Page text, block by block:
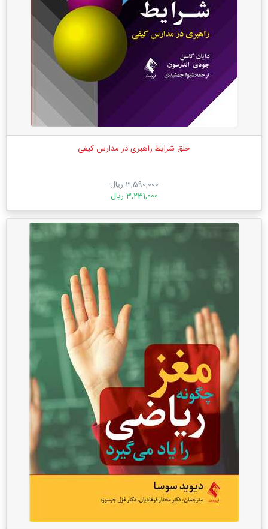
خلق شرایط راهبری در مدارس کیفی
3,590,000 ریال
3,231,000 ریال